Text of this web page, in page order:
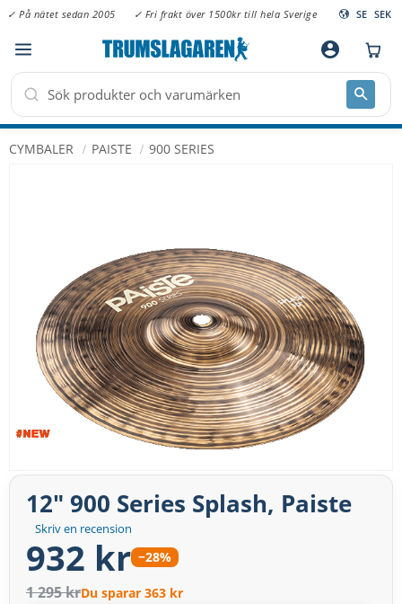
Meny
✓ På nätet sedan 2005 ✓ Fri frakt över 1500kr till hela Sverige SE SEK
account_circle
CYMBALER PAISTE 900 SERIES
Skriv en recension
12" 900 Series Splash, Paiste
932 kr −28%
1 295 krDu sparar 363 kr